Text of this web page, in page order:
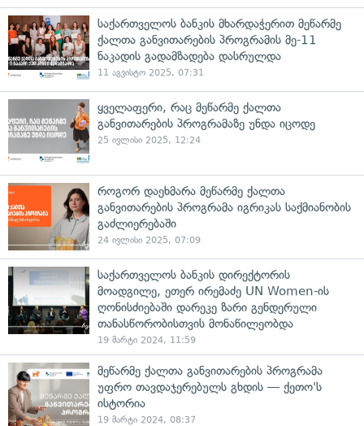
საქართველოს ბანკის მხარდაჭერით მეწარმე
ქალთა განვითარების პროგრამის მე-11
ნაკადის გადამზადება დასრულდა
11 აგვისტო 2025, 07:31
ყველაფერი, რაც მეწარმე ქალთა
განვითარების პროგრამაზე უნდა იცოდე
25 ივლისი 2025, 12:24
როგორ დაეხმარა მეწარმე ქალთა
განვითარების პროგრამა იგრიკას საქმიანობის
გაძლიერებაში
24 ივლისი 2025, 07:09
საქართველოს ბანკის დირექტორის
მოადგილე, ეთერ ირემაძე UN Women-ის
ღონისძიებაში დარეკე ზარი გენდერული
თანასწორობისთვის მონაწილეობდა
19 მარტი 2024, 11:59
მეწარმე ქალთა განვითარების პროგრამა
უფრო თავდაჯერებულს გხდის — ქეთო'ს
ისტორია
19 მარტი 2024, 08:37